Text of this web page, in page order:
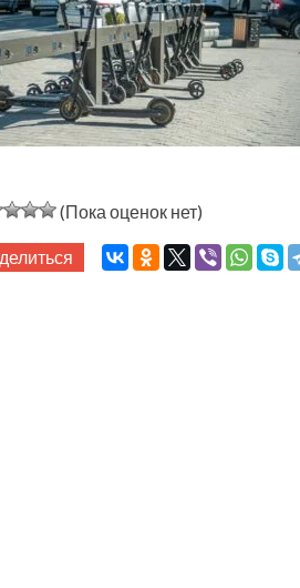
(Пока оценок нет)